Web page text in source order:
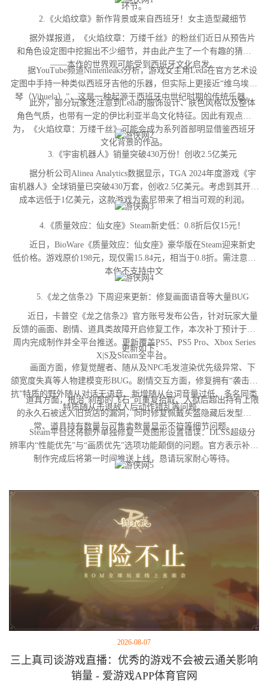
环节。
2.《火焰纹章》新作背景或来自西班牙！女主造型藏细节
据外媒报道，《火焰纹章：万缕千丝》的粉丝们近日从预告片
和角色设定图中挖掘出不少细节，并由此产生了一个有趣的猜测
——本作的世界观可能受到西班牙文化启发。
据YouTube频道Nintenleaks分析，游戏女主角Leda在官方艺术设
定图中手持一种类似西班牙吉他的乐器，但实际上更接近“维乌埃拉
琴（Vihuela）”，这是一种起源于西班牙中世纪时期的传统乐器。
此外，部分玩家还注意到Leda的服饰设计、肤色风格以及整体
角色气质，也带有一定的伊比利亚半岛文化特征。因此有观点认
为，《火焰纹章：万缕千丝》可能会成为系列首部明显借鉴西班牙
文化背景的作品。
3.《宇宙机器人》销量突破430万份！创收2.5亿美元
据分析公司Alinea Analytics数据显示，TGA 2024年度游戏《宇
宙机器人》全球销量已突破430万套，创收2.5亿美元。考虑到其开发
成本远低于1亿美元，这款游戏为索尼带来了相当可观的利润。
4.《质量效应：仙女座》Steam新史低：0.8折后仅15元！
近日，BioWare《质量效应：仙女座》豪华版在Steam迎来新史
低价格。游戏原价198元，现仅需15.84元，相当于0.8折。需注意，
本作不支持中文
5.《龙之信条2》下周迎来更新：修复画面语音等大量BUG
近日，卡普空《龙之信条2》官方账号发布公告，针对玩家大量
反馈的画面、剧情、道具类故障开启修复工作，本次补丁预计于下
周内完成制作并全平台推送。更新覆盖PS5、PS5 Pro、Xbox Series
X|S及Steam全平台。
更新如下：
画面方面，修复觉醒者、随从及NPC毛发渲染优先级异常、下
颌宽度失真等人物建模变形BUG。剧情交互方面，修复拥有“袭击对
抗”特质的野外随从对话无语音、新增随从台词音量过低、多名同类
特质随从击退敌人后动作错乱等问题。
道具方面，根治“刹那的飞石”可重复拾取、入狱后超出持有上限
的永久石被送入旧货店的漏洞，同时修复佩戴头盔隐藏后发型异
常、道具持有数量与可售卖数量显示不符等细节问题。
Steam平台还将额外单独修复一处图形设置错误：DLSS超级分
辨率内“性能优先”与“画质优先”选项功能颠倒的问题。官方表示补丁
制作完成后将第一时间推送上线，恳请玩家耐心等待。
2026-08-07
三上真司谈游戏直播：优秀的游戏不会被云通关影响
销量 - 爱游戏APP体育官网